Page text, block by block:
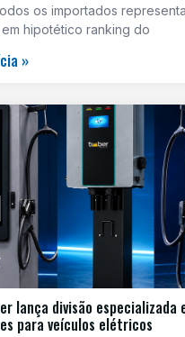
os importados
hipotético ranking do
»
lança divisão especializada
para veículos elétricos